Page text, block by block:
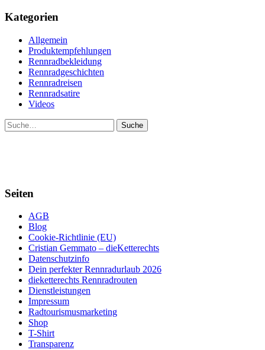
Kategorien
Allgemein
Produktempfehlungen
Rennradbekleidung
Rennradgeschichten
Rennradreisen
Rennradsatire
Videos
Suche
Seiten
AGB
Blog
Cookie-Richtlinie (EU)
Cristian Gemmato – dieKetterechts
Datenschutzinfo
Dein perfekter Rennradurlaub 2026
dieketterechts Rennradrouten
Dienstleistungen
Impressum
Radtourismusmarketing
Shop
T-Shirt
Transparenz